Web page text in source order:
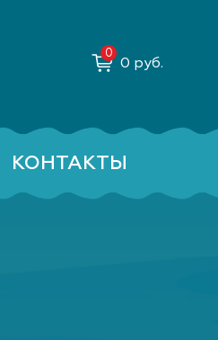
0 руб.
КОНТАКТЫ